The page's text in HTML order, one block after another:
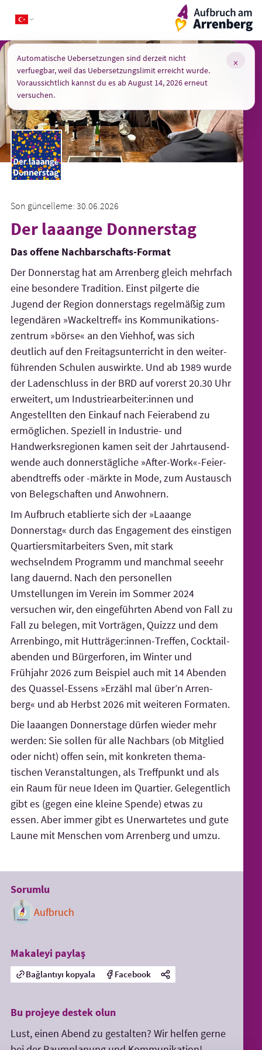
content
ArrenbergApp
Son güncelleme: 30.06.2026
Der laaange Donnerstag
Das offene Nachbarschafts-Format
Der Donnerstag hat am Arrenberg gleich mehrfach
eine besondere Tradition. Einst pilgerte die
Jugend der Region donnerstags regelmäßig zum
legendären »Wackeltreff« ins Kommuni­kations­
zentrum »börse« an den Viehhof, was sich
deutlich auf den Freitags­unterricht in den weiter­
führenden Schulen auswirkte. Und ab 1989 wurde
der Laden­schluss in der BRD auf vorerst 20.30 Uhr
erweitert, um Industrie­arbeiter:innen und
Angestellten den Einkauf nach Feierabend zu
ermöglichen. Speziell in Industrie- und
Handwerks­regionen kamen seit der Jahr­tausend­
wende auch donners­tägliche »After-Work«-Feier­
abend­treffs oder -märkte in Mode, zum Austausch
von Beleg­schaften und Anwohnern.
Im Aufbruch etablierte sich der »Laaange
Donnerstag« durch das Engagement des einstigen
Quartiers­mit­arbeiters Sven, mit stark
wechselndem Programm und manchmal seeehr
lang dauernd. Nach den personellen
Umstellungen im Verein im Sommer 2024
versuchen wir, den einge­führten Abend von Fall zu
Fall zu belegen, mit Vorträgen, Quizzz und dem
Arrenbingo, mit Hut­träger:innen-Treffen, Cocktail­
abenden und Bürgerforen, im Winter und
Frühjahr 2026 zum Beispiel auch mit 14 Abenden
des Quassel-Essens »Erzähl mal über’n Arren­
berg« und ab Herbst 2026 mit weiteren Formaten.
Die laaangen Donners­tage dürfen wieder mehr
werden: Sie sollen für alle Nachbars (ob Mitglied
oder nicht) offen sein, mit konkreten thema­
tischen Veranstal­tungen, als Treffpunkt und als
ein Raum für neue Ideen im Quartier. Gelegentlich
gibt es (gegen eine kleine Spende) etwas zu
essen. Aber immer gibt es Uner­wartetes und gute
Laune mit Menschen vom Arrenberg und umzu.
Sorumlu
Aufbruch
Makaleyi paylaş
Bağlantıyı kopyala Facebook
Bu projeye destek olun
Lust, einen Abend zu gestalten? Wir helfen gerne
Automatische Uebersetzungen sind derzeit nicht
verfuegbar, weil das Uebersetzungslimit erreicht wurde.
Voraussichtlich kannst du es ab August 14, 2026 erneut
versuchen.
×